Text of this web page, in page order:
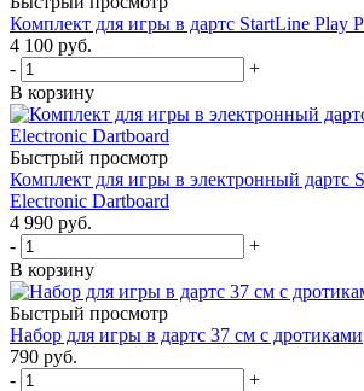
Комплект для игры в дартс StartLine Play
4 100 руб.
-
+
В корзину
Быстрый просмотр
Комплект для игры в электронный дартс
Electronic Dartboard
4 990 руб.
-
+
В корзину
Быстрый просмотр
Набор для игры в дартс 37 см с дротиками
790 руб.
-
+